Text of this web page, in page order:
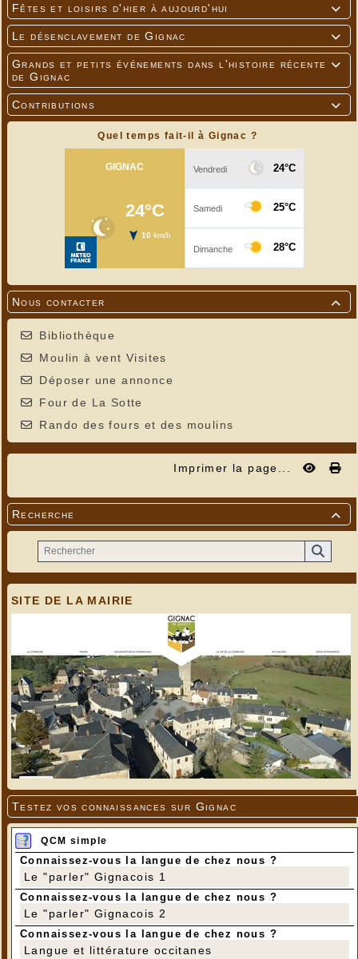

Fêtes et loisirs d'hier à aujourd'hui

Le désenclavement de Gignac

Grands et petits événements dans l'histoire récente
de Gignac

Contributions
Quel temps fait-il à Gignac ?

Nous contacter
Bibliothèque
Moulin à vent Visites
Déposer une annonce
Four de La Sotte
Rando des fours et des moulins
Imprimer la page...

Recherche
SITE DE LA MAIRIE
Testez vos connaissances sur Gignac
QCM simple
Connaissez-vous la langue de chez nous ?
Le "parler" Gignacois 1
Connaissez-vous la langue de chez nous ?
Le "parler" Gignacois 2
Connaissez-vous la langue de chez nous ?
Langue et littérature occitanes